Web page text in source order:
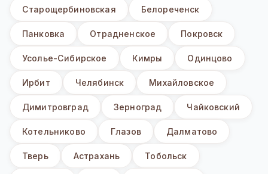
Старощербиновская Белореченск
Панковка Отрадненское Покровск
Усолье-Сибирское Кимры Одинцово
Ирбит Челябинск Михайловское
Димитровград Зерноград Чайковский
Котельниково Глазов Далматово
Тверь Астрахань Тобольск